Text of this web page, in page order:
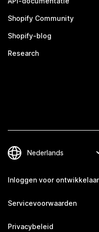
Shopify Community
Shopify-blog
Research
Inloggen voor
Servicevoorwaarden
Privacybeleid